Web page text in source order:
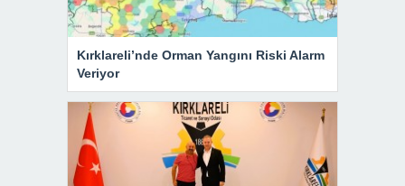
Kırklareli’nde Orman Yangını Riski Alarm
Veriyor